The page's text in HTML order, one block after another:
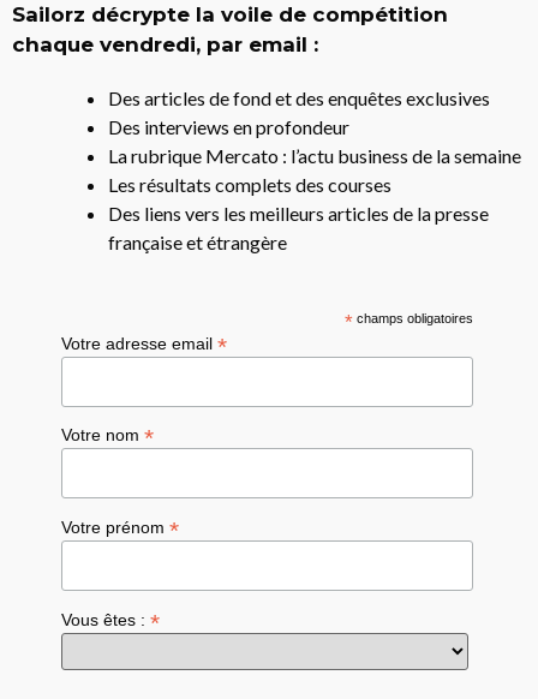
Sailorz décrypte la voile de compétition
chaque vendredi, par email :
Des articles de fond et des enquêtes exclusives
Des interviews en profondeur
La rubrique Mercato : l’actu business de la semaine
Les résultats complets des courses
Des liens vers les meilleurs articles de la presse
française et étrangère
*champs obligatoires
Votre adresse email*
Votre nom*
Votre prénom*
Vous êtes :*